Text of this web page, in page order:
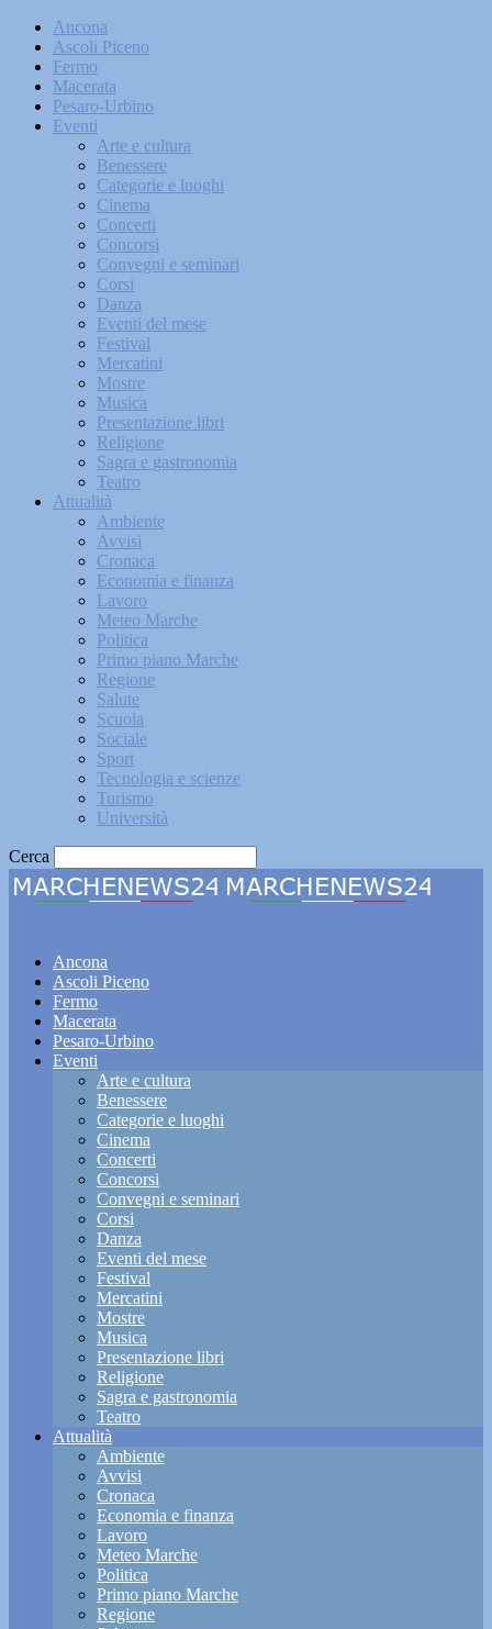
Ancona
Ascoli Piceno
Fermo
Macerata
Pesaro-Urbino
Eventi
Arte e cultura
Benessere
Categorie e luoghi
Cinema
Concerti
Concorsi
Convegni e seminari
Corsi
Danza
Eventi del mese
Festival
Mercatini
Mostre
Musica
Presentazione libri
Religione
Sagra e gastronomia
Teatro
Attualità
Ambiente
Avvisi
Cronaca
Economia e finanza
Lavoro
Meteo Marche
Politica
Primo piano Marche
Regione
Salute
Scuola
Sociale
Sport
Tecnologia e scienze
Turismo
Università
Cerca
Ancona
Ascoli Piceno
Fermo
Macerata
Pesaro-Urbino
Eventi
Arte e cultura
Benessere
Categorie e luoghi
Cinema
Concerti
Concorsi
Convegni e seminari
Corsi
Danza
Eventi del mese
Festival
Mercatini
Mostre
Musica
Presentazione libri
Religione
Sagra e gastronomia
Teatro
Attualità
Ambiente
Avvisi
Cronaca
Economia e finanza
Lavoro
Meteo Marche
Politica
Primo piano Marche
Regione